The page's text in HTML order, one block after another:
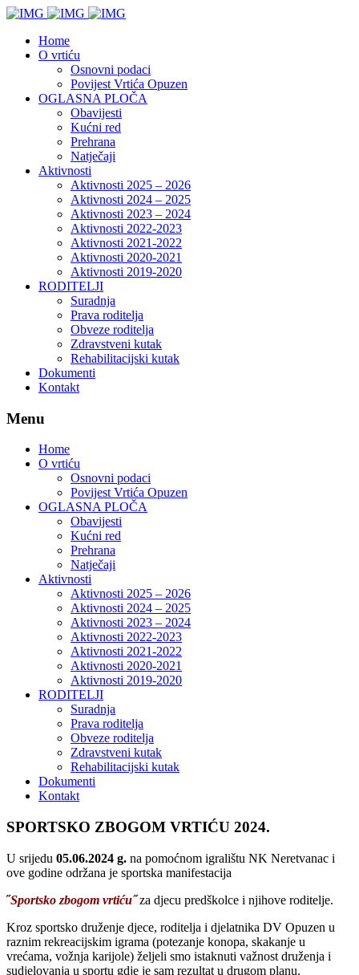
Home
O vrtiću
Osnovni podaci
Povijest Vrtića Opuzen
OGLASNA PLOČA
Obavijesti
Kućni red
Prehrana
Natječaji
Aktivnosti
Aktivnosti 2025 – 2026
Aktivnosti 2024 – 2025
Aktivnosti 2023 – 2024
Aktivnosti 2022-2023
Aktivnosti 2021-2022
Aktivnosti 2020-2021
Aktivnosti 2019-2020
RODITELJI
Suradnja
Prava roditelja
Obveze roditelja
Zdravstveni kutak
Rehabilitacijski kutak
Dokumenti
Kontakt
Menu
Home
O vrtiću
Osnovni podaci
Povijest Vrtića Opuzen
OGLASNA PLOČA
Obavijesti
Kućni red
Prehrana
Natječaji
Aktivnosti
Aktivnosti 2025 – 2026
Aktivnosti 2024 – 2025
Aktivnosti 2023 – 2024
Aktivnosti 2022-2023
Aktivnosti 2021-2022
Aktivnosti 2020-2021
Aktivnosti 2019-2020
RODITELJI
Suradnja
Prava roditelja
Obveze roditelja
Zdravstveni kutak
Rehabilitacijski kutak
Dokumenti
Kontakt
SPORTSKO ZBOGOM VRTIĆU 2024.
U srijedu 05.06.2024 g. na pomoćnom igralištu NK Neretvanac i
ove godine održana je sportska manifestacija
˝Sportsko zbogom vrtiću˝za djecu predškolce i njihove roditelje.
Kroz sportsko druženje djece, roditelja i djelatnika DV Opuzen u
raznim rekreacijskim igrama (potezanje konopa, skakanje u
vrećama, vožnja karijole) željeli smo istaknuti važnost druženja i
sudjelovanja u sportu gdje je sam rezultat u drugom planu.